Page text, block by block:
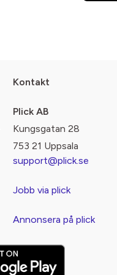
Kontakt
Plick AB
Kungsgatan 28
753 21 Uppsala
support@plick.se
Jobb via plick
Annonsera på plick